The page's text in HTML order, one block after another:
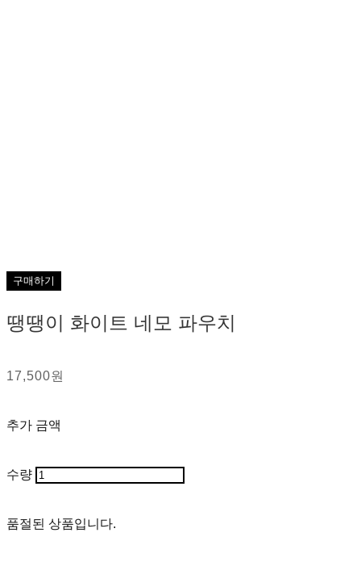
구매하기
땡땡이 화이트 네모 파우치
17,500원
추가 금액
수량
품절된 상품입니다.